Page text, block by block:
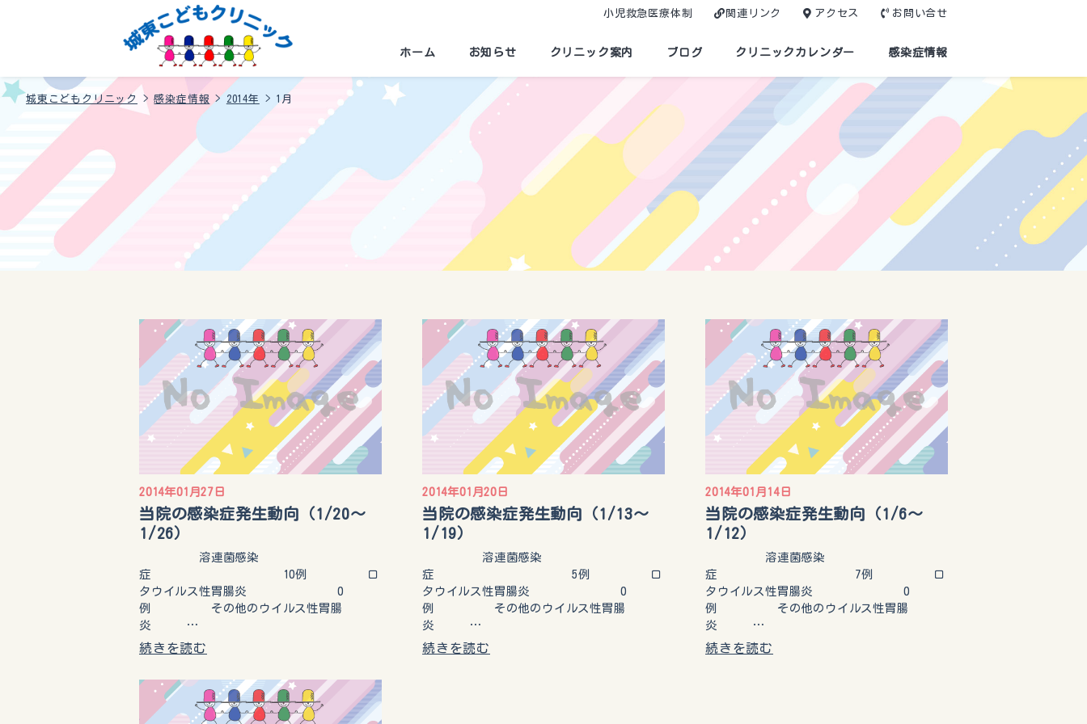
小児救急医療体制 関連リンク アクセス お問い合せ
ホーム お知らせ クリニック案内 ブログ クリニックカレンダー 感染症情報
城東こどもクリニック >感染症情報 > 2014年 > 1月
2014年01月27日
当院の感染症発生動向（1/20～
1/26）
溶連菌感染
症 10例 ロ
タウイルス性胃腸炎 0
例 その他のウイルス性胃腸
炎 …
続きを読む
2014年01月20日
当院の感染症発生動向（1/13～
1/19）
溶連菌感染
症 5例 ロ
タウイルス性胃腸炎 0
例 その他のウイルス性胃腸
炎 …
続きを読む
2014年01月14日
当院の感染症発生動向（1/6～
1/12）
溶連菌感染
症 7例 ロ
タウイルス性胃腸炎 0
例 その他のウイルス性胃腸
炎 …
続きを読む